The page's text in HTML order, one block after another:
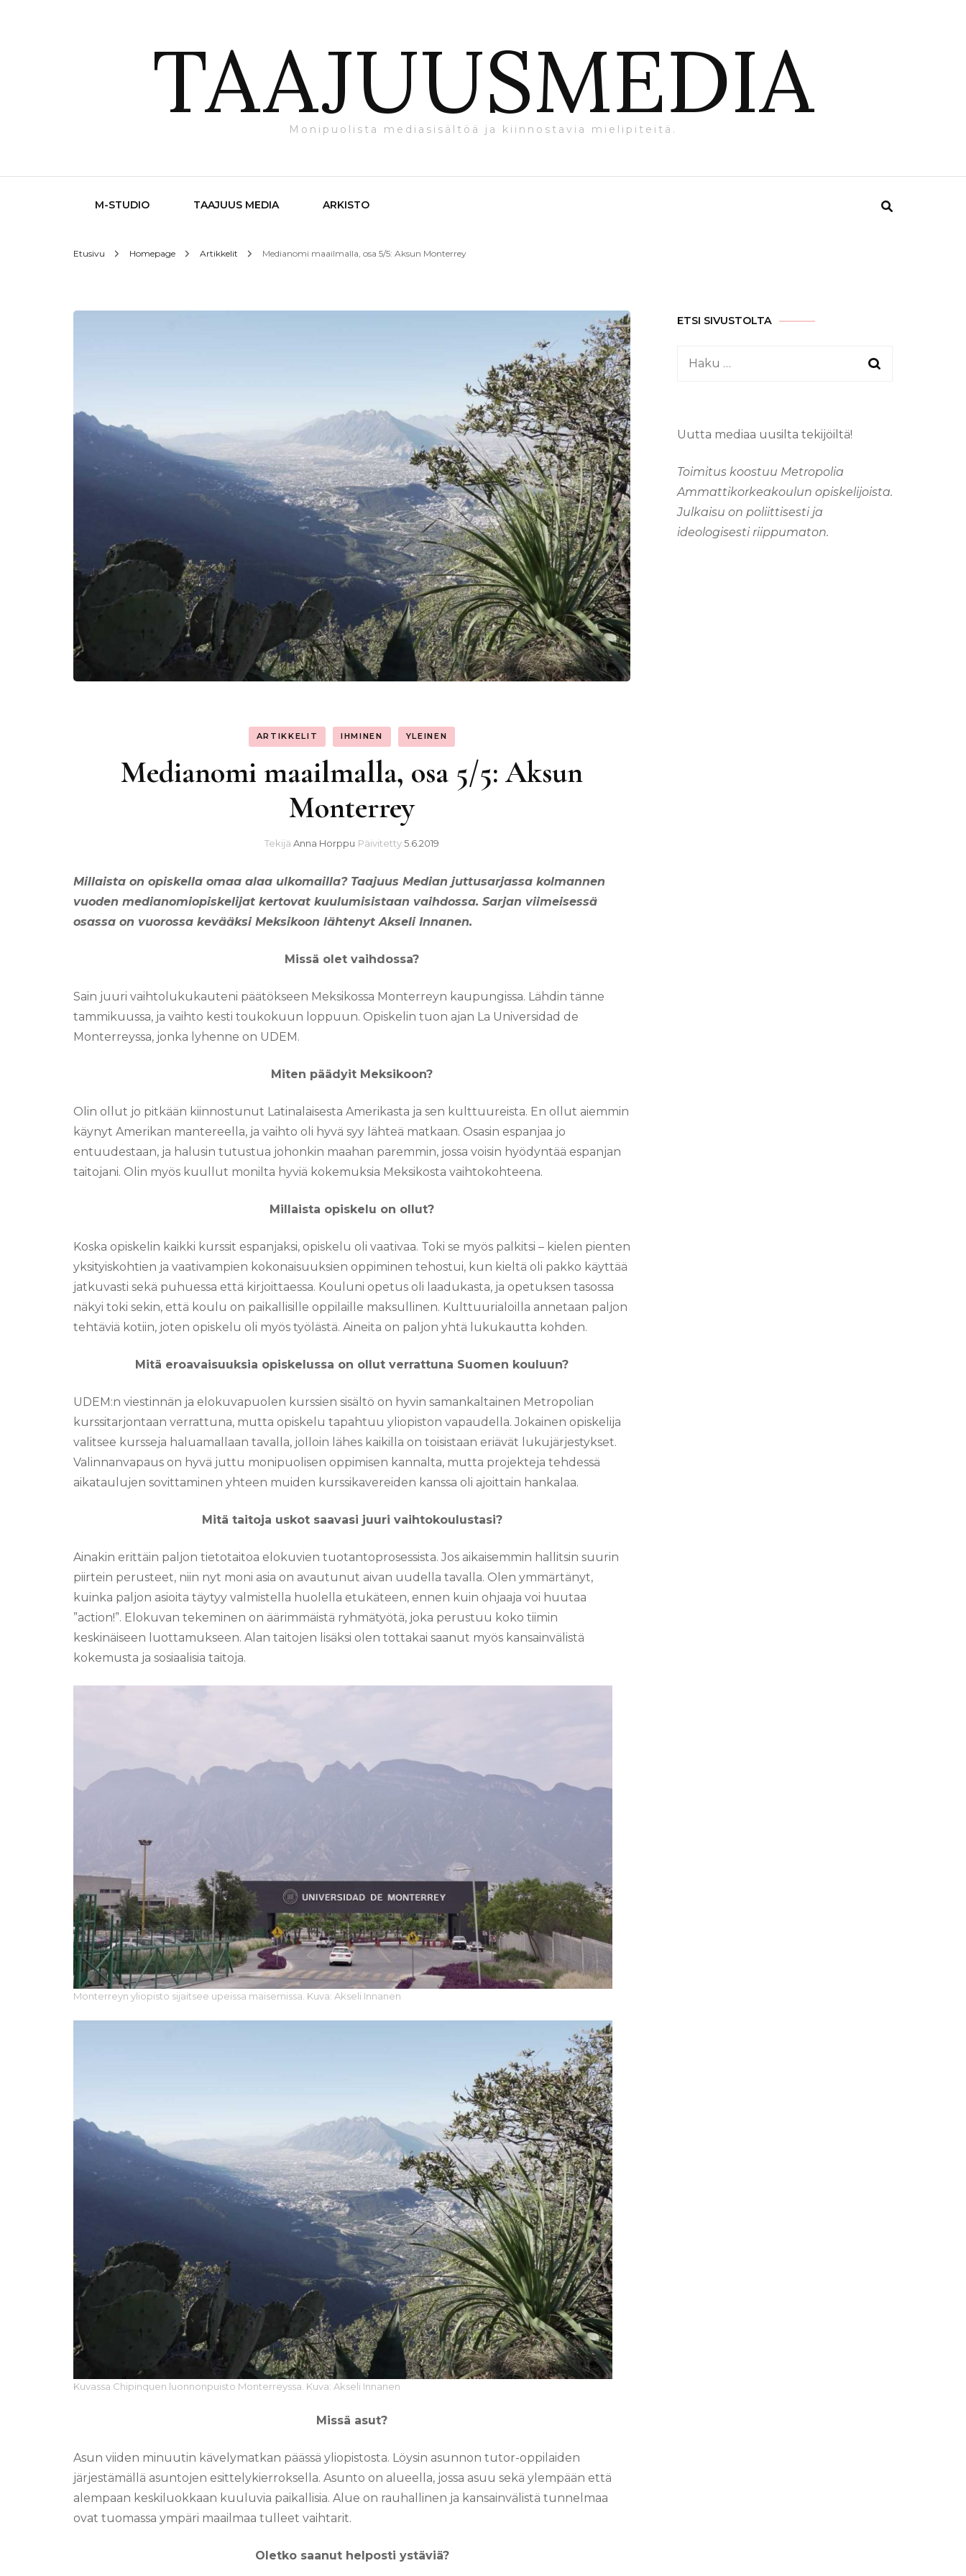
TAAJUUSMEDIA
Monipuolista mediasisältöä ja kiinnostavia mielipiteitä.
M-STUDIO TAAJUUS MEDIA ARKISTO
Etusivu Homepage Artikkelit Medianomi maailmalla, osa 5/5: Aksun Monterrey
ARTIKKELIT IHMINEN YLEINEN
Medianomi maailmalla, osa 5/5: Aksun
Monterrey
Tekijä Anna Horppu Päivitetty5.6.2019
Millaista on opiskella omaa alaa ulkomailla? Taajuus Median juttusarjassa kolmannen
vuoden medianomiopiskelijat kertovat kuulumisistaan vaihdossa. Sarjan viimeisessä
osassa on vuorossa kevääksi Meksikoon lähtenyt Akseli Innanen.
Missä olet vaihdossa?
Sain juuri vaihtolukukauteni päätökseen Meksikossa Monterreyn kaupungissa. Lähdin tänne
tammikuussa, ja vaihto kesti toukokuun loppuun. Opiskelin tuon ajan La Universidad de
Monterreyssa, jonka lyhenne on UDEM.
Miten päädyit Meksikoon?
Olin ollut jo pitkään kiinnostunut Latinalaisesta Amerikasta ja sen kulttuureista. En ollut aiemmin
käynyt Amerikan mantereella, ja vaihto oli hyvä syy lähteä matkaan. Osasin espanjaa jo
entuudestaan, ja halusin tutustua johonkin maahan paremmin, jossa voisin hyödyntää espanjan
taitojani. Olin myös kuullut monilta hyviä kokemuksia Meksikosta vaihtokohteena.
Millaista opiskelu on ollut?
Koska opiskelin kaikki kurssit espanjaksi, opiskelu oli vaativaa. Toki se myös palkitsi – kielen pienten
yksityiskohtien ja vaativampien kokonaisuuksien oppiminen tehostui, kun kieltä oli pakko käyttää
jatkuvasti sekä puhuessa että kirjoittaessa. Kouluni opetus oli laadukasta, ja opetuksen tasossa
näkyi toki sekin, että koulu on paikallisille oppilaille maksullinen. Kulttuurialoilla annetaan paljon
tehtäviä kotiin, joten opiskelu oli myös työlästä. Aineita on paljon yhtä lukukautta kohden.
Mitä eroavaisuuksia opiskelussa on ollut verrattuna Suomen kouluun?
UDEM:n viestinnän ja elokuvapuolen kurssien sisältö on hyvin samankaltainen Metropolian
kurssitarjontaan verrattuna, mutta opiskelu tapahtuu yliopiston vapaudella. Jokainen opiskelija
valitsee kursseja haluamallaan tavalla, jolloin lähes kaikilla on toisistaan eriävät lukujärjestykset.
Valinnanvapaus on hyvä juttu monipuolisen oppimisen kannalta, mutta projekteja tehdessä
aikataulujen sovittaminen yhteen muiden kurssikavereiden kanssa oli ajoittain hankalaa.
Mitä taitoja uskot saavasi juuri vaihtokoulustasi?
Ainakin erittäin paljon tietotaitoa elokuvien tuotantoprosessista. Jos aikaisemmin hallitsin suurin
piirtein perusteet, niin nyt moni asia on avautunut aivan uudella tavalla. Olen ymmärtänyt,
kuinka paljon asioita täytyy valmistella huolella etukäteen, ennen kuin ohjaaja voi huutaa
”action!”. Elokuvan tekeminen on äärimmäistä ryhmätyötä, joka perustuu koko tiimin
keskinäiseen luottamukseen. Alan taitojen lisäksi olen tottakai saanut myös kansainvälistä
kokemusta ja sosiaalisia taitoja.
Monterreyn yliopisto sijaitsee upeissa maisemissa. Kuva: Akseli Innanen
Kuvassa Chipinquen luonnonpuisto Monterreyssa. Kuva: Akseli Innanen
Missä asut?
Asun viiden minuutin kävelymatkan päässä yliopistosta. Löysin asunnon tutor-oppilaiden
järjestämällä asuntojen esittelykierroksella. Asunto on alueella, jossa asuu sekä ylempään että
alempaan keskiluokkaan kuuluvia paikallisia. Alue on rauhallinen ja kansainvälistä tunnelmaa
ovat tuomassa ympäri maailmaa tulleet vaihtarit.
Oletko saanut helposti ystäviä?
ETSI SIVUSTOLTA
Haku:
Uutta mediaa uusilta tekijöiltä!
Toimitus koostuu Metropolia
Ammattikorkeakoulun opiskelijoista.
Julkaisu on poliittisesti ja
ideologisesti riippumaton.